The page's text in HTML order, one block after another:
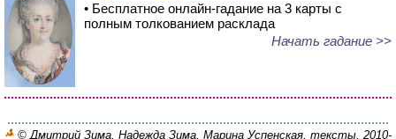
• Бесплатное онлайн-гадание на 3 карты с
полным толкованием расклада
Начать гадание >>
© Дмитрий Зима, Надежда Зима, Марина Успенская, тексты, 2010-